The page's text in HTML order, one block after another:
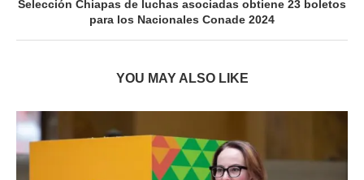
Selección Chiapas de luchas asociadas obtiene 23 boletos
para los Nacionales Conade 2024
YOU MAY ALSO LIKE